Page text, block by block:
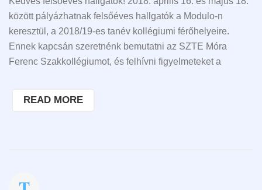
között pályázhatnak felsőéves hallgatók a Modulo-n
keresztül, a 2018/19-es tanév kollégiumi férőhelyeire.
Ennek kapcsán szeretnénk bemutatni az SZTE Móra
Ferenc Szakkollégiumot, és felhívni figyelmeteket a
READ MORE